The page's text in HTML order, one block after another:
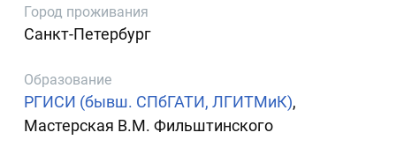
Город проживания
Санкт-Петербург
Образование
РГИСИ (бывш. СПбГАТИ, ЛГИТМиК),
Мастерская В.М. Фильштинского